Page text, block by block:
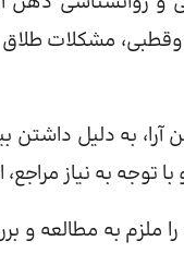
مشکلات
به نیاز
ملزم به مطالعه و